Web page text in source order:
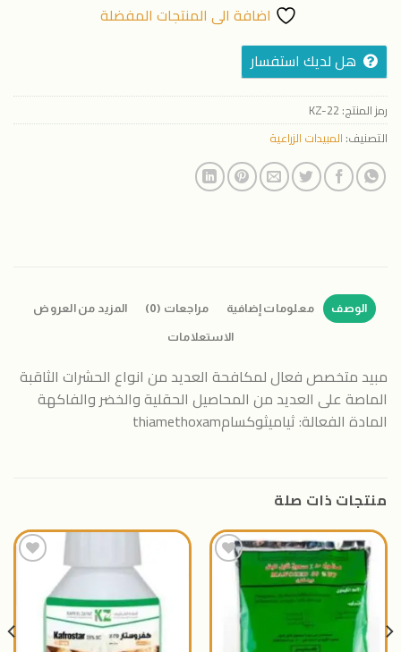
اضافة الى المنتجات المفضلة
هل لديك استفسار
رمز المنتج: KZ-22
التصنيف: المبيدات الزراعية
الوصف معلومات إضافية مراجعات (0) المزيد من العروض
الاستعلامات
مبيد متخصص فعال لمكافحة العديد من انواع الحشرات الثاقبة
الماصة على العديد من المحاصيل الحقلية والخضر والفاكهة
المادة الفعالة: ثياميثوكسامthiamethoxam
منتجات ذات صلة
المنتجات
المفضلة